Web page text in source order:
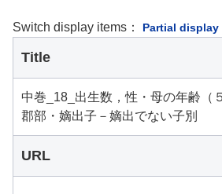
Switch display items： Partial display
Title
中巻_18_出生数，性・母の年齢（
郡部・嫡出子－嫡出でない子別
URL